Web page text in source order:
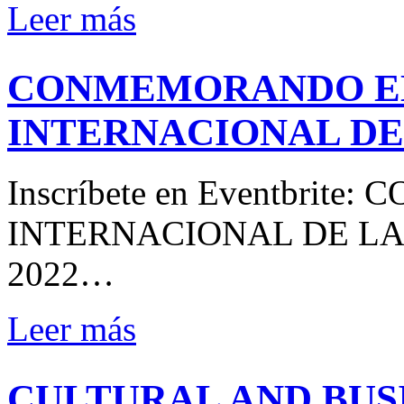
Leer más
CONMEMORANDO
INTERNACIONAL
Inscríbete en Eventbrite:
INTERNACIONAL DE LA
2022…
Leer más